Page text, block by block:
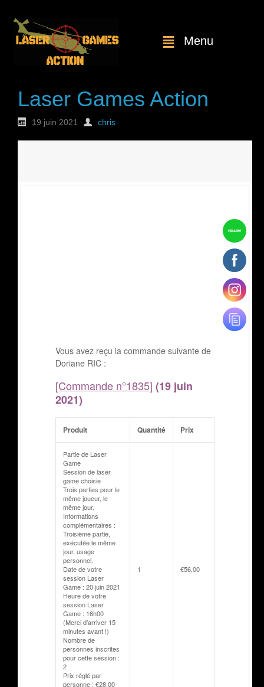
Menu
Laser Games Action
19 juin 2021 chris
Vous avez reçu la commande suivante de
Doriane RIC :
[Commande n°1835] (19 juin
2021)
Produit Quantité Prix
Partie de Laser
Game
Session de laser
game choisie
Trois parties pour le
même joueur, le
même jour.
Informations
complémentaires :
Troisième partie,
exécutée le même
jour, usage
personnel.
Date de votre
session Laser
Game : 20 juin 2021
Heure de votre
session Laser
Game : 16h00
(Merci d’arriver 15
minutes avant !)
Nombre de
personnes inscrites
pour cette session :
2
Prix réglé par
personne : €28,00
1 €56,00